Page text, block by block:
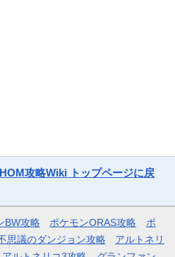
攻略Wiki トップページに戻
BW攻略 ポケモンORAS攻略
ポ
思議のダンジョン攻略
アルトネリ